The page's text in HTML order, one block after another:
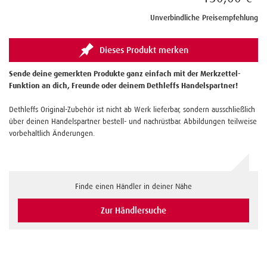
Unverbindliche Preisempfehlung
Dieses Produkt merken
Sende deine gemerkten Produkte ganz einfach mit der Merkzettel-
Funktion an dich, Freunde oder deinem Dethleffs Handelspartner!
Dethleffs Original-Zubehör ist nicht ab Werk lieferbar, sondern ausschließlich
über deinen Handelspartner bestell- und nachrüstbar. Abbildungen teilweise
vorbehaltlich Änderungen.
Finde einen Händler in deiner Nähe
Zur Händlersuche